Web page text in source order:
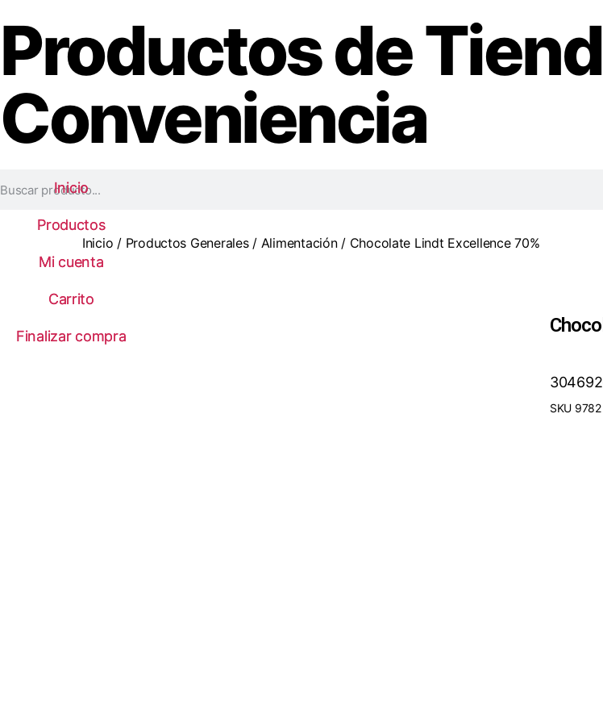
Productos de
Conveniencia
Inicio
Productos
Mi cuenta
Carrito
Finalizar compra
Inicio
Productos
Mi cuenta
Carrito
Finalizar compra
Inicio / Productos Generales/ Alimentación/ Chocolate Lindt Excellence 70%
SKU 9782